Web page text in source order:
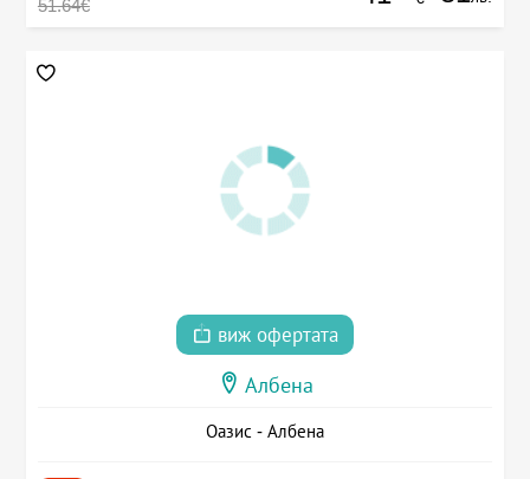
51.64€
виж офертата
Албена
Оазис - Албена